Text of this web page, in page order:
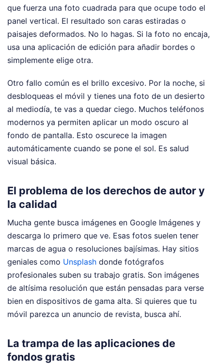
que fuerza una foto cuadrada para que ocupe todo el
panel vertical. El resultado son caras estiradas o
paisajes deformados. No lo hagas. Si la foto no encaja,
usa una aplicación de edición para añadir bordes o
simplemente elige otra.
Otro fallo común es el brillo excesivo. Por la noche, si
desbloqueas el móvil y tienes una foto de un desierto
al mediodía, te vas a quedar ciego. Muchos teléfonos
modernos ya permiten aplicar un modo oscuro al
fondo de pantalla. Esto oscurece la imagen
automáticamente cuando se pone el sol. Es salud
visual básica.
El problema de los derechos de autor y
la calidad
Mucha gente busca imágenes en Google Imágenes y
descarga lo primero que ve. Esas fotos suelen tener
marcas de agua o resoluciones bajísimas. Hay sitios
geniales como Unsplash donde fotógrafos
profesionales suben su trabajo gratis. Son imágenes
de altísima resolución que están pensadas para verse
bien en dispositivos de gama alta. Si quieres que tu
móvil parezca un anuncio de revista, busca ahí.
La trampa de las aplicaciones de
fondos gratis